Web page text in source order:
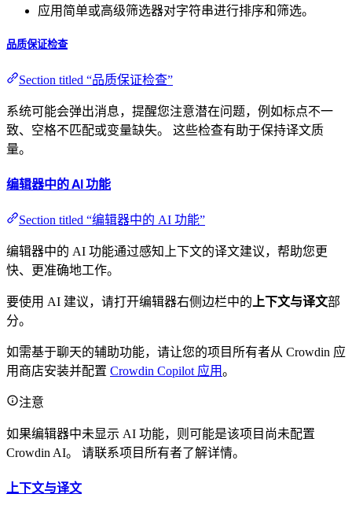
应用简单或高级筛选器对字符串进行排序和筛选。
品质保证检查
Section titled “品质保证检查”
系统可能会弹出消息，提醒您注意潜在问题，例如标点不一
致、空格不匹配或变量缺失。 这些检查有助于保持译文质
量。
编辑器中的 AI 功能
Section titled “编辑器中的 AI 功能”
编辑器中的 AI 功能通过感知上下文的译文建议，帮助您更
快、更准确地工作。
要使用 AI 建议，请打开编辑器右侧边栏中的 上下文与译文部
分。
如需基于聊天的辅助功能，请让您的项目所有者从 Crowdin 应
用商店安装并配置 Crowdin Copilot 应用。
注意
如果编辑器中未显示 AI 功能，则可能是该项目尚未配置
Crowdin AI。 请联系项目所有者了解详情。
上下文与译文